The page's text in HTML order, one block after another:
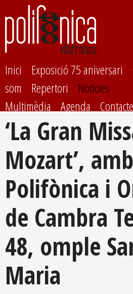
contingut
Inici Exposició 75 aniversari
som
Repertori
Notícies
Multimèdia
Agenda Contacte
‘La Gran
Mozart’, amb
Polifònica i
de Cambra
48, omple
Maria